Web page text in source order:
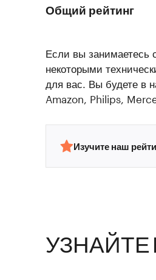
Общий рейтинг
Если вы занимаетесь
некоторыми
для вас. Вы будете в
Amazon, Philips,
Изучите наш